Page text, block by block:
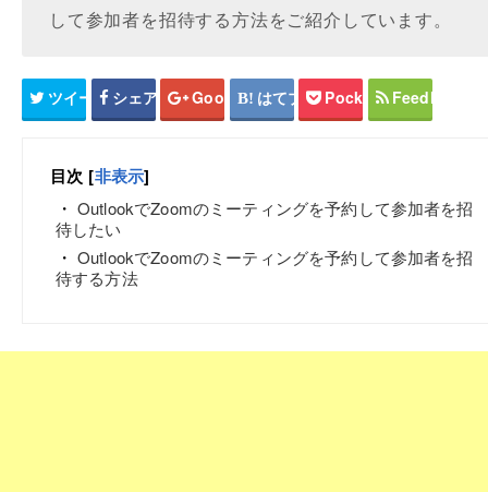
して参加者を招待する方法をご紹介しています。
ツイート シェア Google+ はてブ Pocket Feedly
目次 [非表示]
OutlookでZoomのミーティングを予約して参加者を招
待したい
OutlookでZoomのミーティングを予約して参加者を招
待する方法